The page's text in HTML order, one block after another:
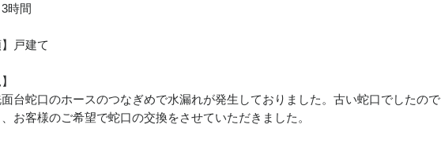
時間
】戸建て
台蛇口のホースのつなぎめで水漏れが発生しておりました。古い蛇口でしたので
お客様のご希望で蛇口の交換をさせていただきました。